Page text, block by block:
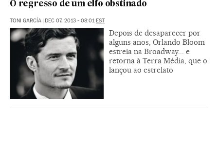
O regresso de um elfo obstinado
TONI GARCÍA | DEC 07, 2013 - 08:01EST
Depois de desaparecer por
alguns anos, Orlando Bloom
estreia na Broadway... e
retorna à Terra Média, que o
lançou ao estrelato